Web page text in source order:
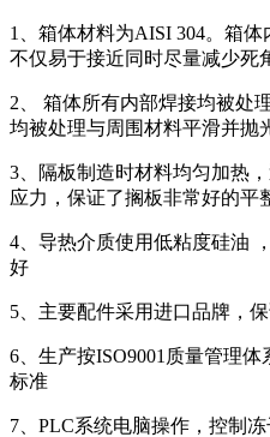
1、箱体材料为AISI 304。箱
不仅易于接近同时尽量减少死
2、 箱体所有内部焊接均被处
均被处理与周围材料平滑并抛
3、隔板制造时材料均匀加热
应力，保证了搁板非常好的平
4、导热介质使用低粘度硅油
好
5、主要配件采用进口品牌，
6、生产按ISO9001质量管理
标准
7、PLC系统电脑操作，控制